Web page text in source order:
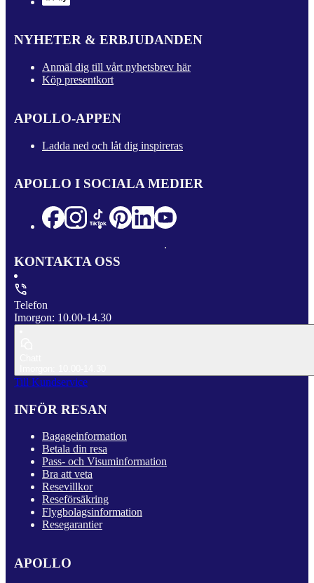
NYHETER & ERBJUDANDEN
Anmäl dig till vårt nyhetsbrev här
Köp presentkort
APOLLO-APPEN
Ladda ned och låt dig inspireras
APOLLO I SOCIALA MEDIER
KONTAKTA OSS
Telefon
Imorgon: 10.00-14.30
Till Kundservice
INFÖR RESAN
Bagageinformation
Betala din resa
Pass- och Visuminformation
Bra att veta
Resevillkor
Reseförsäkring
Flygbolagsinformation
Resegarantier
APOLLO